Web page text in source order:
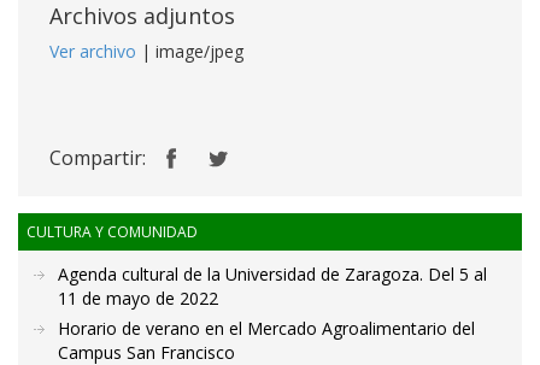
Archivos adjuntos
Ver archivo | image/jpeg
Compartir:
CULTURA Y COMUNIDAD
Agenda cultural de la Universidad de Zaragoza. Del 5 al
11 de mayo de 2022
Horario de verano en el Mercado Agroalimentario del
Campus San Francisco